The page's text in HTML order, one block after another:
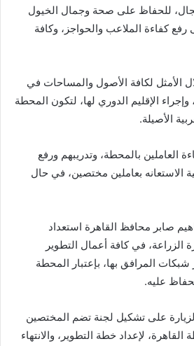
للحفاظ على صحة وجمال الخيول
رفع كفاءة الملاعب والحواجز، وكافة
الأمثل لكافة الأصول والمساحات في
الإقليم الدوري لها، لتكون المحطة
الأصيلة.
العاملين بالمحطة، وتدريبهم ورفع
الاستعانه بعاملين مختصين، في حال
صابر محافظ القاهرة استعداد
الزراعة، في كافة أعمال التطوير
المرافق بها، بإعتبار المحطة
عليه.
على تشكيل لجنة تضم المختصين
لإعداد خطة التطوير، والانتهاء